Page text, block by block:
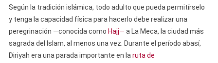
Según la tradición islámica, todo adulto que pueda permitírselo
y tenga la capacidad física para hacerlo debe realizar una
peregrinación —conocida como Hajj— a La Meca, la ciudad más
sagrada del Islam, al menos una vez. Durante el período abasí,
Diriyah era una parada importante en la ruta de